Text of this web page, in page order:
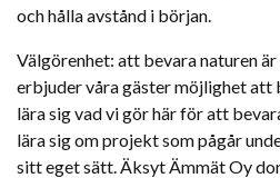
och hålla avstånd i början.
Välgörenhet: att bevara naturen
erbjuder våra gäster möjlighet
lära sig vad vi gör här för att
lära sig om projekt som pågår
sitt eget sätt. Äksyt Ämmät Oy